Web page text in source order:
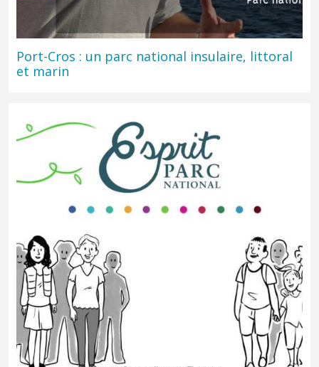
Port-Cros : un parc national insulaire, littoral
et marin